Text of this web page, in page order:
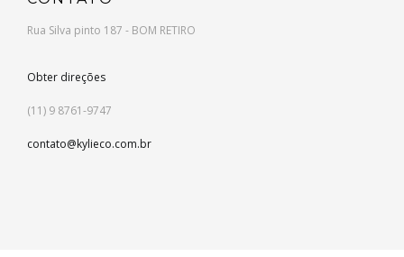
Rua Silva pinto 187 - BOM RETIRO
Obter direções
(11) 9 8761-9747
contato@kylieco.com.br